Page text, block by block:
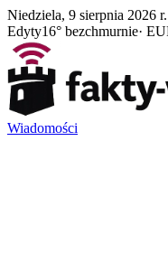
Niedziela, 9 sierpnia 2026
Edyty16° bezchmurnie·
Wiadomości